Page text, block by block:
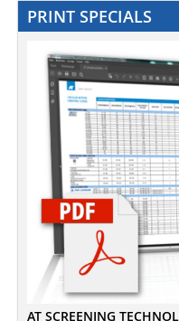
PRINT SPECIALS
AT SCREENING